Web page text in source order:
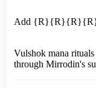
Add
Vulshok mana
through Mirrodin's